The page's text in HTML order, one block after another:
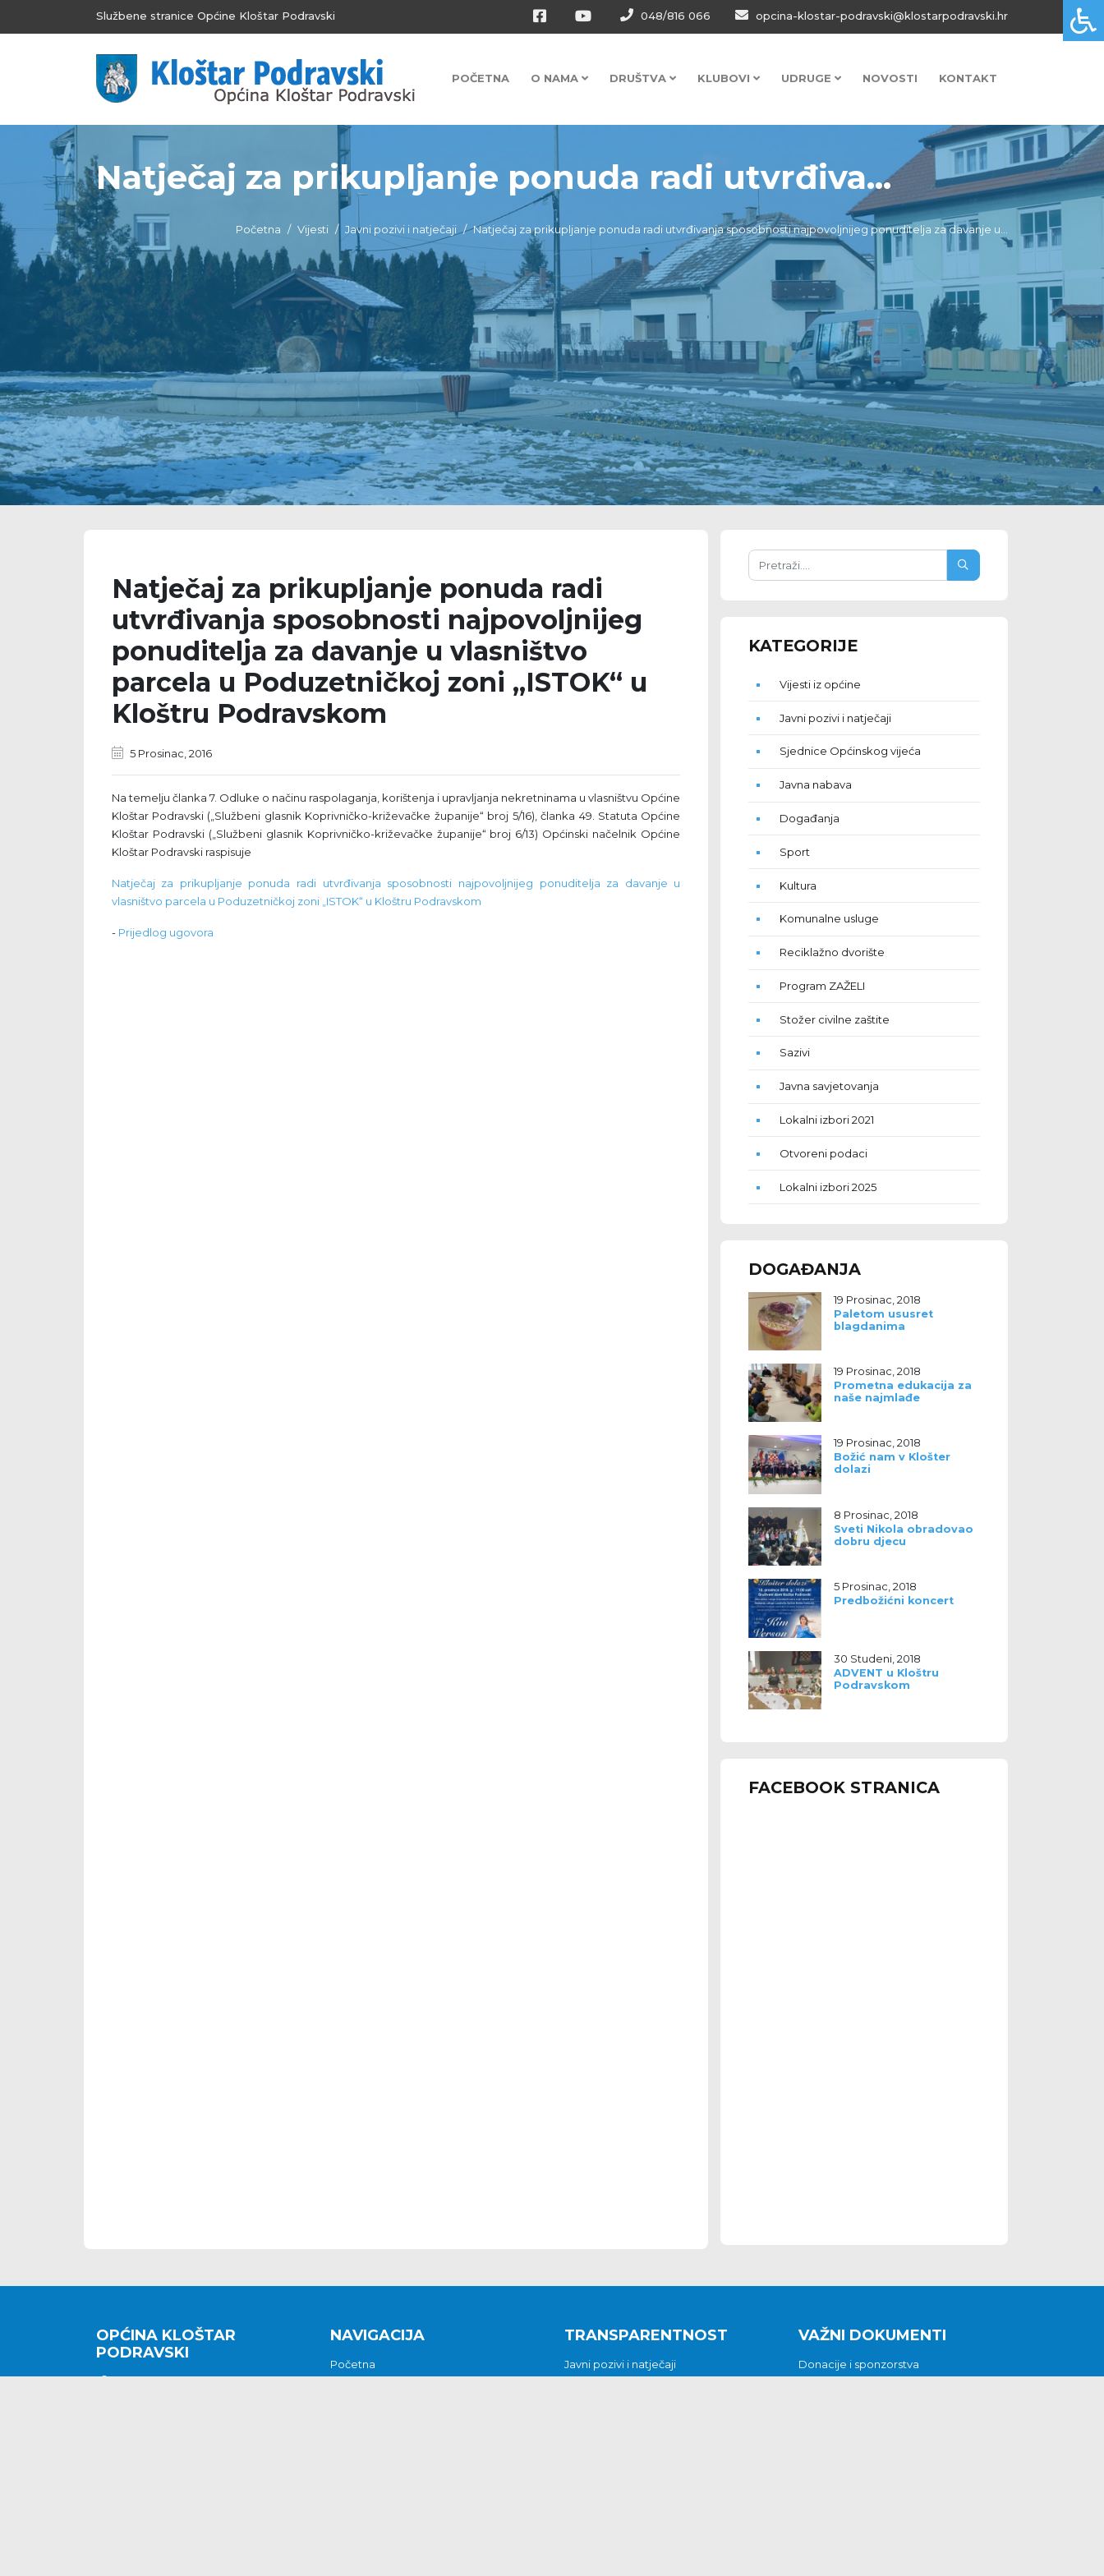
Službene stranice Općine Kloštar Podravski 048/816 066 opcina-klostar-podravski@klostarpodravski.hr
POČETNA O NAMA DRUŠTVA KLUBOVI UDRUGE NOVOSTI KONTAKT
Natječaj za prikupljanje ponuda radi utvrđiva...
Početna Vijesti Javni pozivi i natječaji Natječaj za prikupljanje ponuda radi utvrđivanja sposobnosti najpovoljnijeg ponuditelja za davanje u...
Natječaj za prikupljanje ponuda radi
utvrđivanja sposobnosti najpovoljnijeg
ponuditelja za davanje u vlasništvo
parcela u Poduzetničkoj zoni „ISTOK“ u
Kloštru Podravskom
5 Prosinac, 2016
Na temelju članka 7. Odluke o načinu raspolaganja, korištenja i upravljanja nekretninama u vlasništvu Općine
Kloštar Podravski („Službeni glasnik Koprivničko-križevačke županije“ broj 5/16), članka 49. Statuta Općine
Kloštar Podravski („Službeni glasnik Koprivničko-križevačke županije“ broj 6/13) Općinski načelnik Općine
Kloštar Podravski raspisuje
Natječaj za prikupljanje ponuda radi utvrđivanja sposobnosti najpovoljnijeg ponuditelja za davanje u
vlasništvo parcela u Poduzetničkoj zoni „ISTOK“ u Kloštru Podravskom
- Prijedlog ugovora
KATEGORIJE
Vijesti iz općine
Javni pozivi i natječaji
Sjednice Općinskog vijeća
Javna nabava
Događanja
Sport
Kultura
Komunalne usluge
Reciklažno dvorište
Program ZAŽELI
Stožer civilne zaštite
Sazivi
Javna savjetovanja
Lokalni izbori 2021
Otvoreni podaci
Lokalni izbori 2025
DOGAĐANJA
19 Prosinac, 2018
Paletom ususret
blagdanima
19 Prosinac, 2018
Prometna edukacija za
naše najmlađe
19 Prosinac, 2018
Božić nam v Klošter
dolazi
8 Prosinac, 2018
Sveti Nikola obradovao
dobru djecu
5 Prosinac, 2018
Predbožićni koncert
30 Studeni, 2018
ADVENT u Kloštru
Podravskom
FACEBOOK STRANICA
OPĆINA KLOŠTAR
PODRAVSKI
NAVIGACIJA
Početna
TRANSPARENTNOST
Javni pozivi i natječaji
VAŽNI DOKUMENTI
Donacije i sponzorstva